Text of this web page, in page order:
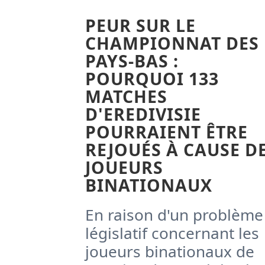
PEUR SUR LE
CHAMPIONNAT DES
PAYS-BAS :
POURQUOI 133
MATCHES
D'EREDIVISIE
POURRAIENT ÊTRE
REJOUÉS À CAUSE
JOUEURS
BINATIONAUX
En raison d'un problème
législatif concernant les
joueurs binationaux de